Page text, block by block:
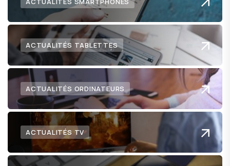
ACTUALITÉS TABLETTES
ACTUALITÉS ORDINATEURS
ACTUALITÉS TV